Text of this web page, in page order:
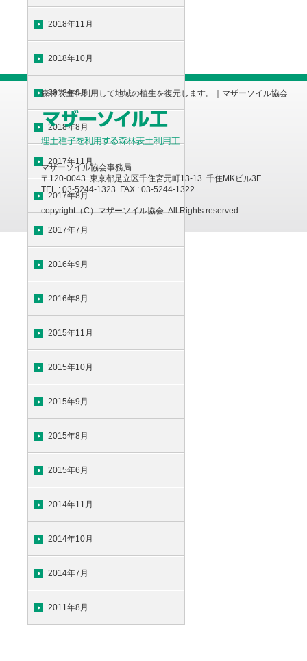
2018年11月
2018年10月
2018年9月
2018年8月
2017年11月
2017年8月
2017年7月
2016年9月
2016年8月
2015年11月
2015年10月
2015年9月
2015年8月
2015年6月
2014年11月
2014年10月
2014年7月
2011年8月
森林表土を利用して地域の植生を復元します。｜マザーソイル協会
マザーソイル協会事務局
〒120-0043 東京都足立区千住宮元町13-13 千住MKビル3F
TEL : 03-5244-1323 FAX : 03-5244-1322
copyright（C）マザーソイル協会 All Rights reserved.